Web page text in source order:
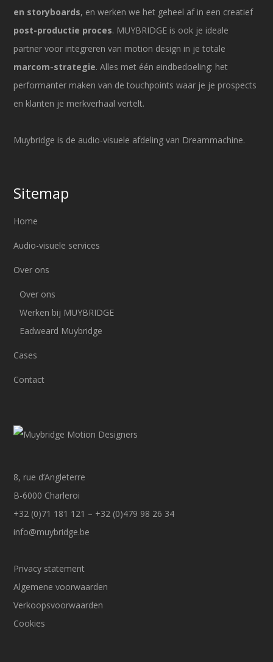
en storyboards, en werken we het geheel af in een creatief
post-productie proces. MUYBRIDGE is ook je ideale
partner voor integreren van motion design in je totale
marcom-strategie. Alles met één eindbedoeling: het
performanter maken van de touchpoints waar je je prospects
en klanten je merkverhaal vertelt.
Muybridge is de audio-visuele afdeling van Dreammachine.
Sitemap
Home
Audio-visuele services
Over ons
Over ons
Werken bij MUYBRIDGE
Eadweard Muybridge
Cases
Contact
8, rue d’Angleterre
B-6000 Charleroi
+32 (0)71 181 121 – +32 (0)479 98 26 34
info@muybridge.be
Privacy statement
Algemene voorwaarden
Verkoopsvoorwaarden
Cookies